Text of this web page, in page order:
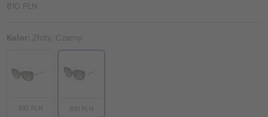
810 PLN
Kolor: Złoty, Czarny
810 PLN 810 PLN